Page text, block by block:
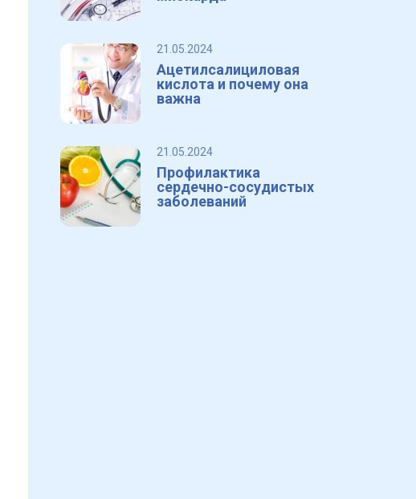
21.05.2024
Ацетилсалициловая
кислота и почему она
важна
21.05.2024
Профилактика
сердечно-сосудистых
заболеваний